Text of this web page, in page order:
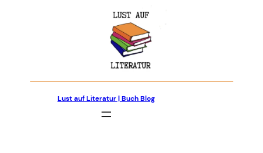
Lust auf Literatur | Buch Blog